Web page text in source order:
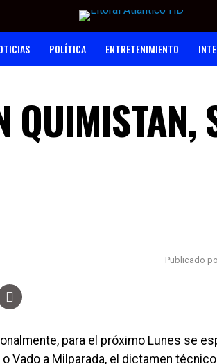
POLÍTICA ENTRETENIMIENTO
QUIMISTAN,
Publicado
para el próximo Lunes se
Vado a Milparada, el dictamen